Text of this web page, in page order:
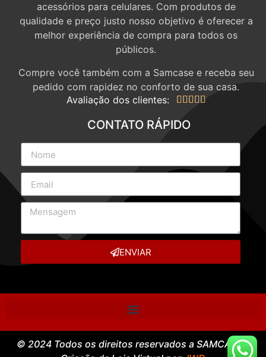
acessórios para celulares. Com produtos de
qualidade e preço justo nosso objetivo é oferecer a
melhor experiência de compra para todos os
públicos.
Compre você também com a Samcase e receba seu
pedido com rapidez no conforto de sua casa.
Avaliação dos clientes:
    
CONTATO RÁPIDO
ENVIAR
© 2024 Todos os direitos reservados a SAMCASE –